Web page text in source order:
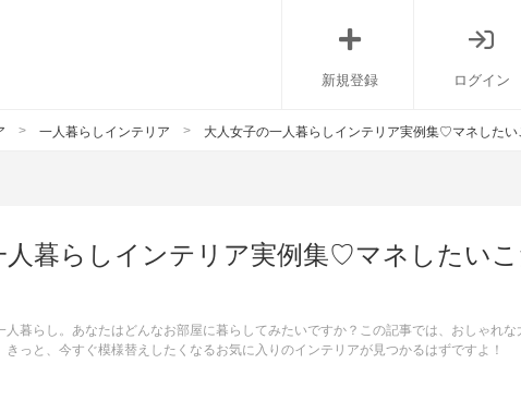
新規登録 ログイン
一人暮らしインテリア 大人女子の一人暮らしインテリア実例集♡マネしたい
人暮らしインテリア実例集♡マネしたい
人暮らし。あなたはどんなお部屋に暮らしてみたいですか？この記事では、おしゃれ
っと、今すぐ模様替えしたくなるお気に入りのインテリアが見つかるはずですよ！